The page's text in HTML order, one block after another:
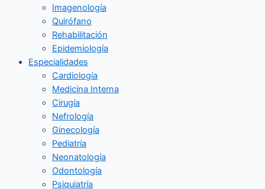
Imagenología
Quirófano
Rehabilitación
Epidemiología
Especialidades
Cardiología
Medicina Interna
Cirugía
Nefrología
Ginecología
Pediatría
Neonatología
Odontología
Psiquiatría